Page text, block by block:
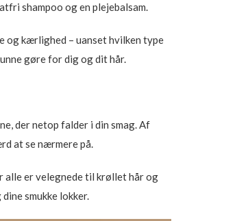
shampoo og en plejebalsam.
og kærlighed – uanset hvilken type
gøre for dig og dit hår.
der netop falder i din smag. Af
at se nærmere på.
alle er velegnede til krøllet hår og
smukke lokker.